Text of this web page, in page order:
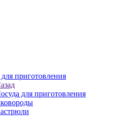
приготовления
для приготовления